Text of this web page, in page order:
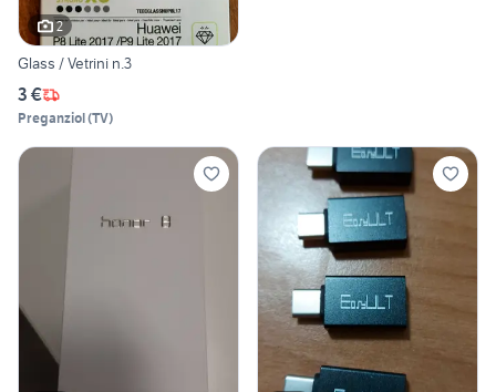
2
Glass / Vetrini n.3
3 €
Preganziol(TV)